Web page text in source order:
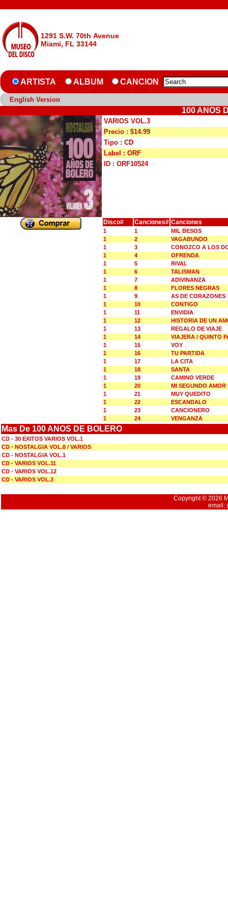
1291 S.W. 70th Avenue
Miami, FL 33144
ARTISTA ALBUM CANCION
English Version
100 ANOS
VARIOS VOL.3
Precio : $14.99
Tipo : CD
Label : ORF
ID : ORF10524
Disco# Canciones# Canciones
1 1
MIL BESOS
1
2
VAGABUNDO
1
3
CONOZCO A LOS
1
4
OFRENDA
1
5
RIVAL
1
6
TALISMAN
1
7
ADIVINANZA
1
8
FLORES NEGRAS
1
9
AS DE CORAZONES
1
10
CONTIGO
1
11
ENVIDIA
1
12
HISTORIA DE UN
1
13
REGALO DE VIAJE
1
14
VIAJERA / QUINTO
1
15
VOY
1
16
TU PARTIDA
1
17
LA CITA
1
18
SANTA
1
19
CAMINO VERDE
1
20
MI SEGUNDO AMOR
1
21
MUY QUEDITO
1
22
ESCANDALO
1
23
CANCIONERO
1
24 VENGANZA
Mas De 100 ANOS DE BOLERO
CD - 30 EXITOS VARIOS VOL.1
CD - NOSTALGIA VOL.8 / VARIOS
CD - NOSTALGIA VOL.1
CD - VARIOS VOL.11
CD - VARIOS VOL.12
CD - VARIOS VOL.3
Copyright © 2026
email: